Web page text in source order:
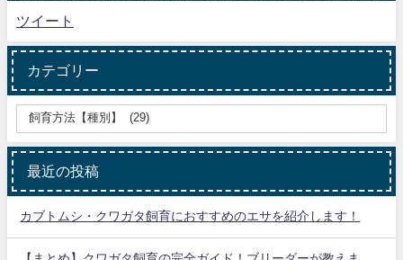
ツイート
カテゴリー
最近の投稿
カブトムシ・クワガタ飼育におすすめのエサを紹介します！